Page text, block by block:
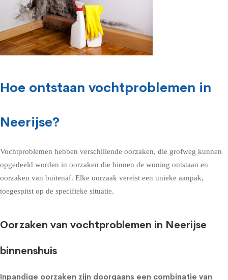
Hoe ontstaan vochtproblemen in
Neerijse?
Vochtproblemen hebben verschillende oorzaken, die grofweg kunnen
opgedeeld worden in oorzaken die binnen de woning ontstaan en
oorzaken van buitenaf. Elke oorzaak vereist een unieke aanpak,
toegespitst op de specifieke situatie.
Oorzaken van vochtproblemen in Neerijse
binnenshuis
Inpandige oorzaken zijn doorgaans een combinatie van